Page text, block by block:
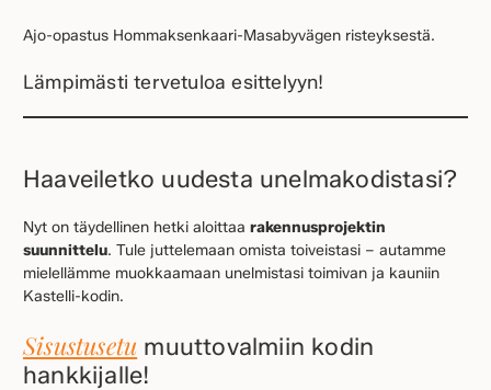
Ajo-opastus Hommaksenkaari-Masabyvägen risteyksestä.
Lämpimästi tervetuloa esittelyyn!
Haaveiletko uudesta unelmakodistasi?
Nyt on täydellinen hetki aloittaa rakennusprojektin
suunnittelu. Tule juttelemaan omista toiveistasi – autamme
mielellämme muokkaamaan unelmistasi toimivan ja kauniin
Kastelli-kodin.
Sisustusetu muuttovalmiin kodin
hankkijalle!